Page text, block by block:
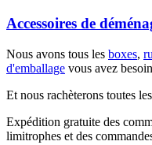
Accessoires de
Nous avons tous les boxes,
d'emballage vous avez
Et nous rachèterons toutes
Expédition gratuite des
limitrophes et des